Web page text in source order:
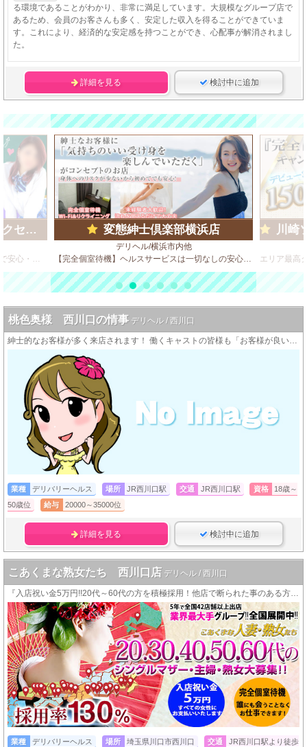
る環境であることがわかり、非常に満足しています。大規模なグループ店で
あるため、会員のお客さんも多く、安定した収入を得ることができていま
す。これにより、経済的な安定感を持つことができ、心配事が解消されまし
た。
詳細を見る 検討中に追加
ープ)
ビデオBOX風 店舗型のソフトサービス店で安心・安全・高収入♪
変態紳士倶楽部横浜店
デリヘル/横浜市内他
【完全個室待機】ヘルスサービスは一切なしの安心の触られないM性感店
川崎
桃色奥様 西川口の情事 デリヘル / 西川口
紳士的なお客様が多く来店されます！ 働くキャストの皆様も「お客様が良い人ばっかりだから続けられる♪」という方が大変多いんですよ！
業種 デリバリーヘルス 場所 JR西川口駅 交通 JR西川口駅 資格
18歳～
50歳位
給与 20000～35000位
詳細を見る 検討中に追加
こあくまな熟女たち 西川口店 デリヘル / 西川口
『入店祝い金5万円!!20代～60代の方を積極採用！他店で断られた事のある方も大歓迎です！』
業種 デリバリーヘルス 場所 埼玉県川口市西川口 交通
JR西川口駅より徒歩